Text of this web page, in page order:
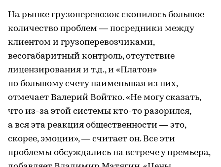
На рынке грузоперевозок скопилось большое
количество проблем — посредники между
клиентом и грузоперевозчиками,
весогабаритный контроль, отсутствие
лицензирования и т.д., и «Платон»
по большому счету наименьшая из них,
отмечает Валерий Войтко. «Не могу сказать,
что из-за этой системы кто-то разорился,
а вся эта реакция общественности — это,
скорее, эмоции», — считает он. Все эти
проблемы обсуждались на встрече у премьера,